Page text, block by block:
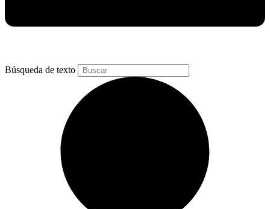
Búsqueda de texto